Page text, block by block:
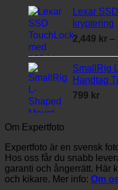
Lexar
kryptering
2,449 kr –
SmallRig
Handtag
799 kr
Om Expertfoto
Expertfoto är en svensk
Hos oss får du snabb
garanti och ångerrätt. Här
och kikare. Mer info: Om